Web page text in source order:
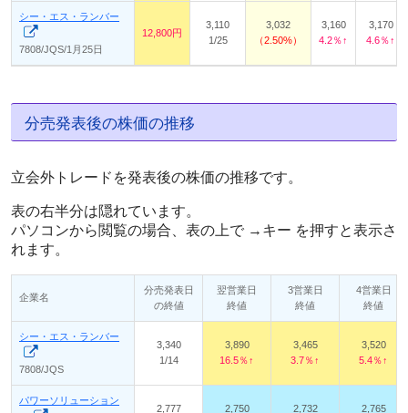
シー・エス・ランバー
7808/JQS/1月25日
12,800円
3,110
1/25
3,032
2.50%
3,160
4.2％↑
3,170
4.6％↑
分売発表後の株価の推移
立会外トレードを発表後の株価の推移です。
表の右半分は隠れています。
パソコンから閲覧の場合、表の上で →キー を押すと表示さ
れます。
企業名
分売発表日
の終値
翌営業日
終値
3営業日
終値
4営業日
終値
シー・エス・ランバー
7808/JQS
3,340
1/14
3,890
16.5％↑
3,465
3.7％↑
3,520
5.4％↑
パワーソリューション
2,777 2,750 2,732 2,765